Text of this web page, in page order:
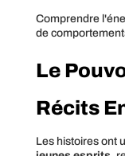
Comprendre
de
Le
Récits
Les histoires ont